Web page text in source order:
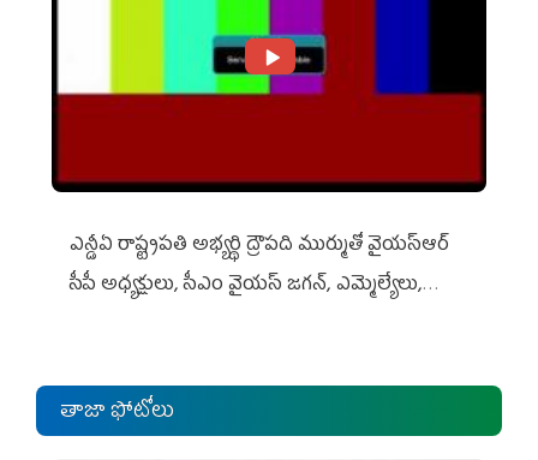
ఎన్డీఏ రాష్ట్ర‌ప‌తి అభ్య‌ర్థి ద్రౌప‌ది ముర్ముతో వైయ‌స్ఆర్
సీపీ అధ్య‌క్షులు, సీఎం వైయ‌స్ జ‌గ‌న్, ఎమ్మెల్యేలు,
తాజా ఫోటోలు